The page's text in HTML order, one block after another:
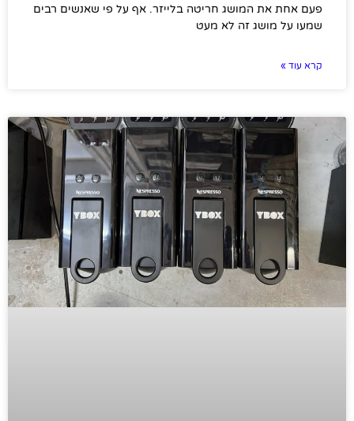
פעם אחת את המושג חריטה בלייזר. אף על פי שאנשים רבים
שמעו על מושג זה לא מעט
קרא עוד »